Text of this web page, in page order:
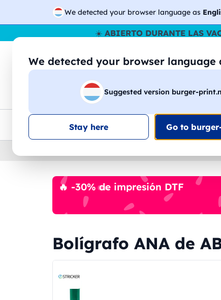
We detected your browser language as
We detected your browser language
Suggested version burger-
Stay here Go to
☀️ ABIERTO DURANTE LAS
🔎 Buscar
Camisetas Sudaderas Hombre
Envio en toda la UE Descuento por volumen
🔥 -30% de impresión DTF
Bolígrafo ANA de